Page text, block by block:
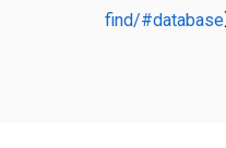
find/#database